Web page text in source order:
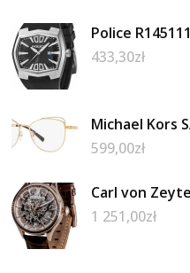
Police
433,30zł
Michael Kors
599,00zł
Carl von
1 251,00zł